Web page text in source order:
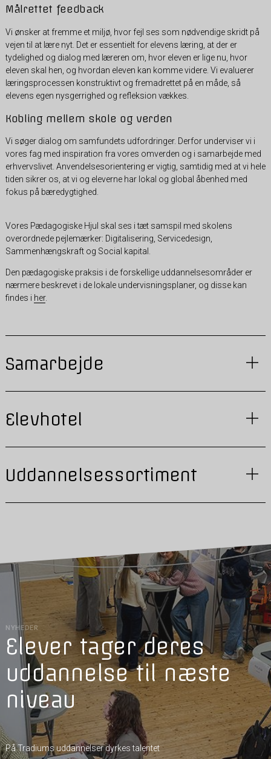
Målrettet feedback
Vi ønsker at fremme et miljø, hvor fejl ses som nødvendige skridt på
vejen til at lære nyt. Det er essentielt for elevens læring, at der er
tydelighed og dialog med læreren om, hvor eleven er lige nu, hvor
eleven skal hen, og hvordan eleven kan komme videre. Vi evaluerer
læringsprocessen konstruktivt og fremadrettet på en måde, så
elevens egen nysgerrighed og refleksion vækkes.
Kobling mellem skole og verden
Vi søger dialog om samfundets udfordringer. Derfor underviser vi i
vores fag med inspiration fra vores omverden og i samarbejde med
erhvervslivet. Anvendelsesorientering er vigtig, samtidig med at vi hele
tiden sikrer os, at vi og eleverne har lokal og global åbenhed med
fokus på bæredygtighed.
Vores Pædagogiske Hjul skal ses i tæt samspil med skolens
overordnede pejlemærker: Digitalisering, Servicedesign,
Sammenhængskraft og Social kapital.
Den pædagogiske praksis i de forskellige uddannelsesområder er
nærmere beskrevet i de lokale undervisningsplaner, og disse kan
findes i her.
Samarbejde
Elevhotel
Uddannelsessortiment
NYHEDER
Elever tager deres
uddannelse til næste
niveau
På Tradiums uddannelser dyrkes talentet